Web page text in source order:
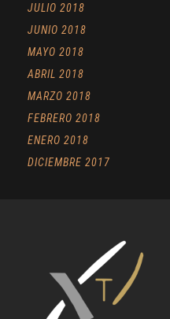
JULIO 2018
JUNIO 2018
MAYO 2018
ABRIL 2018
MARZO 2018
FEBRERO 2018
ENERO 2018
DICIEMBRE 2017